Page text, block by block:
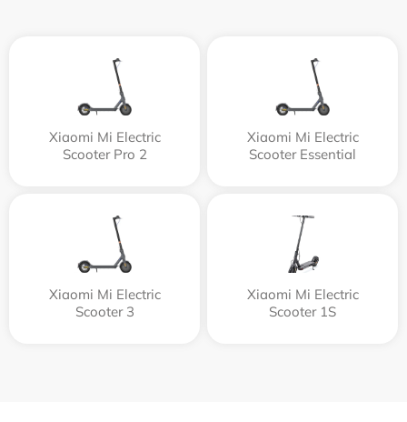
Xiaomi Mi Electric
Scooter Pro 2
Xiaomi Mi Electric
Scooter Essential
Xiaomi Mi Electric
Scooter 3
Xiaomi Mi Electric
Scooter 1S